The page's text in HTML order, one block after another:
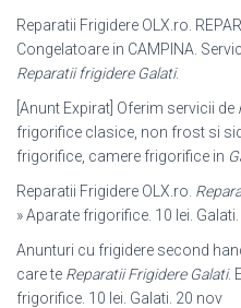
Reparatii Frigidere OLX.ro.
Congelatoare in CAMPINA.
Reparatii frigidere Galati.
[Anunt Expirat] Oferim servicii de
frigorifice clasice, non frost si
frigorifice, camere frigorifice in
Reparatii Frigidere OLX.ro.
» Aparate frigorifice. 10 lei.
Anunturi cu frigidere second
care te Reparatii Frigidere Galati.
frigorifice. 10 lei. Galati. 20 nov